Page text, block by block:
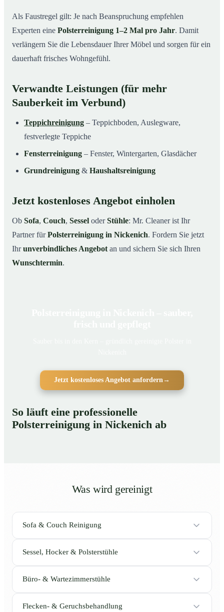
Als Faustregel gilt: Je nach Beanspruchung empfehlen
Experten eine Polsterreinigung 1–2 Mal pro Jahr. Damit
verlängern Sie die Lebensdauer Ihrer Möbel und sorgen für ein
dauerhaft frisches Wohngefühl.
Verwandte Leistungen (für mehr
Sauberkeit im Verbund)
Teppichreinigung – Teppichboden, Auslegware,
festverlegte Teppiche
Fensterreinigung – Fenster, Wintergarten, Glasdächer
Grundreinigung & Haushaltsreinigung
Jetzt kostenloses Angebot einholen
Ob Sofa, Couch, Sessel oderStühle: Mr. Cleaner ist Ihr
Partner fürPolsterreinigung in Nickenich. Fordern Sie jetzt
Ihrunverbindliches Angebot an und sichern Sie sich Ihren
Wunschtermin.
Jetzt kostenloses Angebot anfordern →
So läuft eine professionelle
Polsterreinigung in Nickenich ab
Was wird gereinigt
Sofa & Couch Reinigung
Sessel, Hocker & Polsterstühle
Büro- & Wartezimmerstühle
Flecken- & Geruchsbehandlung